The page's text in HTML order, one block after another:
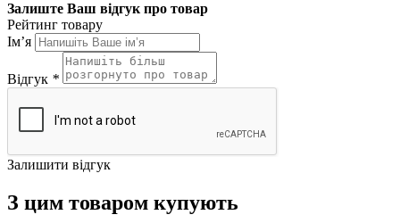
Залиште Ваш відгук про товар
Рейтинг товару
Ім’я
Відгук *
Залишити відгук
З цим товаром купують